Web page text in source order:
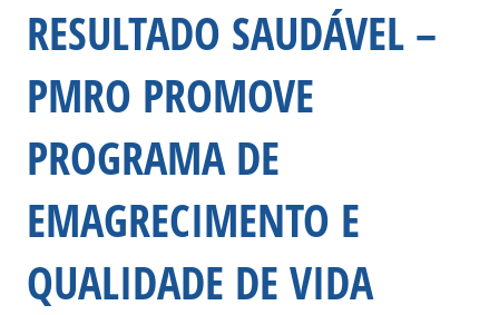
RESULTADO SAUDÁVEL –
PMRO PROMOVE
PROGRAMA DE
EMAGRECIMENTO E
QUALIDADE DE VIDA